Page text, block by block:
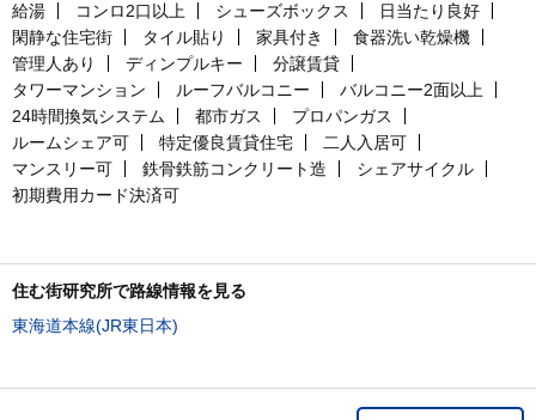
給湯
コンロ2口以上 シューズボックス
日当たり良好
閑静な住宅街
タイル貼り 家具付き
食器洗い乾燥機
管理人あり
ディンプルキー
分譲賃貸
タワーマンション
ルーフバルコニー
バルコニー2面以上
24時間換気システム
都市ガス
プロパンガス
ルームシェア可
特定優良賃貸住宅
二人入居可
マンスリー可
鉄骨鉄筋コンクリート造
シェアサイクル
初期費用カード決済可
住む街研究所で路線情報を見る
東海道本線(JR東日本)